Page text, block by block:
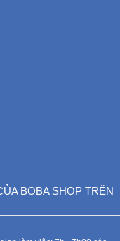
BOBA SHOP TRÊN